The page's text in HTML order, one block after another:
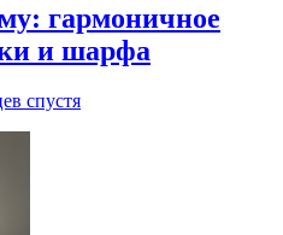
гармоничное
и шарфа
спустя